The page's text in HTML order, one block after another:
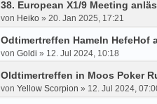
38. European X1/9 Meeting
von Heiko » 20. Jan 2025, 17:21
Odtimertreffen Hameln HefeHof
von Goldi » 12. Jul 2024, 10:18
Oldtimertreffen in Moos Poker
von Yellow Scorpion » 12. Jul 2024,